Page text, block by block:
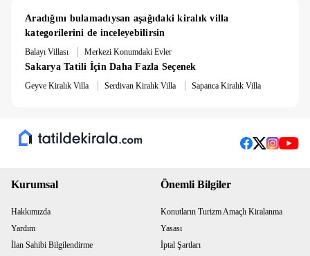
Aradığını bulamadıysan aşağıdaki kiralık villa
kategorilerini de inceleyebilirsin
Balayı Villası | Merkezi Konumdaki Evler
Sakarya Tatili İçin Daha Fazla Seçenek
Geyve Kiralık Villa | Serdivan Kiralık Villa | Sapanca Kiralık Villa
Kurumsal
Hakkımızda
Yardım
İlan Sahibi Bilgilendirme
Önemli Bilgiler
Konutların Turizm Amaçlı Kiralanma
Yasası
İptal Şartları